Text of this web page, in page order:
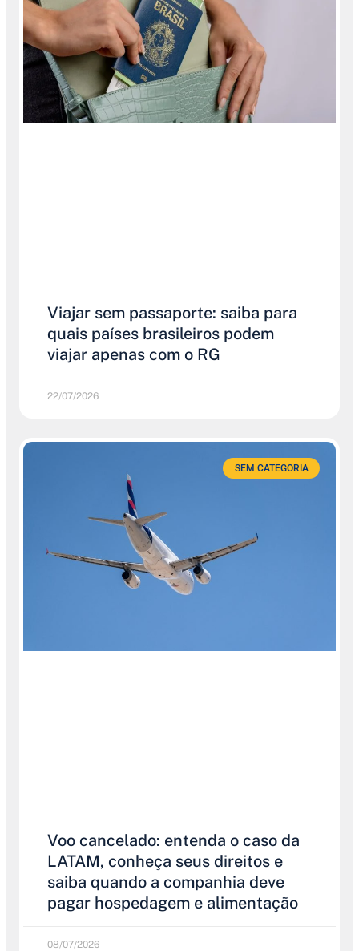
Viajar sem passaporte: saiba para
quais países brasileiros podem
viajar apenas com o RG
22/07/2026
SEM CATEGORIA
Voo cancelado: entenda o caso da
LATAM, conheça seus direitos e
saiba quando a companhia deve
pagar hospedagem e alimentação
08/07/2026